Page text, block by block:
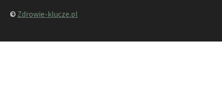
© Zdrowie-klucze.pl